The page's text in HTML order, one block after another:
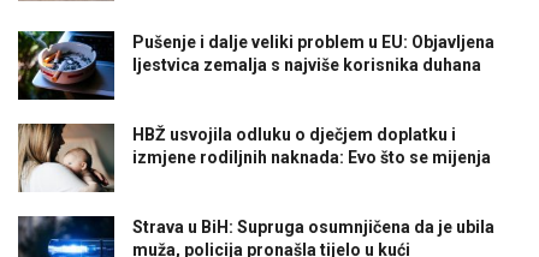
Pušenje i dalje veliki problem u EU: Objavljena
ljestvica zemalja s najviše korisnika duhana
HBŽ usvojila odluku o dječjem doplatku i
izmjene rodiljnih naknada: Evo što se mijenja
Strava u BiH: Supruga osumnjičena da je ubila
muža, policija pronašla tijelo u kući